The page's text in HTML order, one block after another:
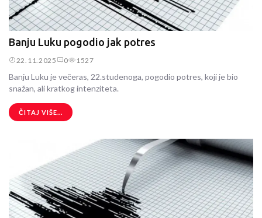
Banju Luku pogodio jak potres
22.11.2025 0 1527
Banju Luku je večeras, 22.studenoga, pogodio potres, koji je bio
snažan, ali kratkog intenziteta.
ČITAJ VIŠE...